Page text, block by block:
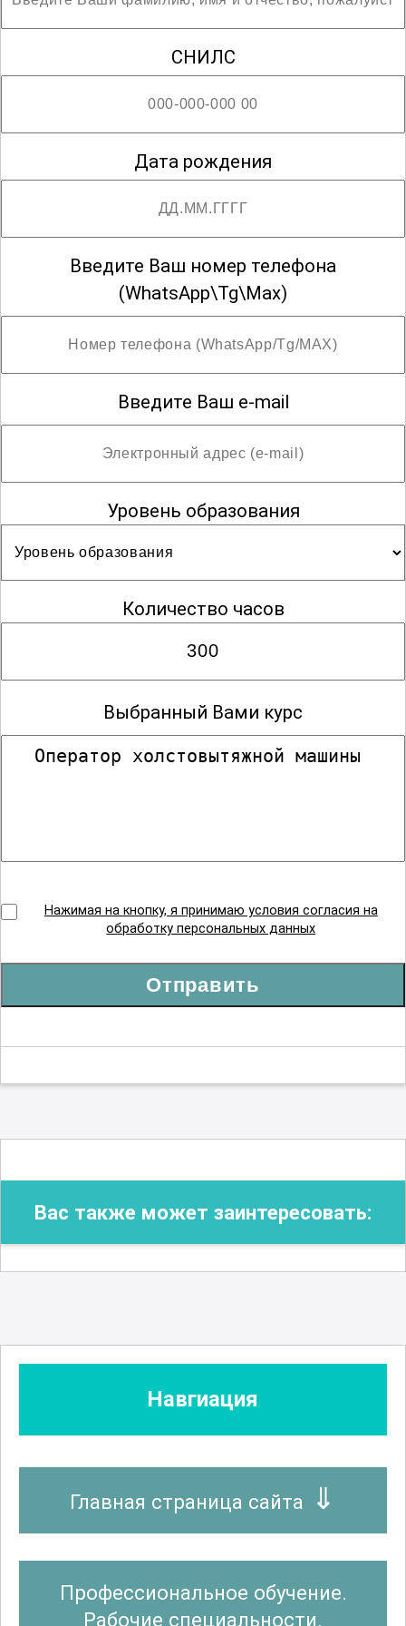
СНИЛС
Дата рождения
Введите Ваш номер телефона
(WhatsApp\Tg\Max)
Введите Ваш e-mail
Уровень образования
Количество часов
Выбранный Вами курс
Нажимая на кнопку, я принимаю условия согласия на
обработку персональных данных
Отправить
Вас также может заинтересовать:
Навгиация
Главная страница сайта
Профессиональное обучение.
Рабочие специальности.